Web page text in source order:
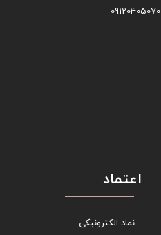
09120405070
اعتماد
نماد الکترونیکی